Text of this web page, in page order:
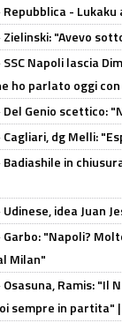
Repubblica -
Zielinski: "Avevo
SSC Napoli lascia
ho parlato oggi con
Del Genio scettico:
Cagliari, dg Melli:
Badiashile in
Udinese, idea Juan
Garbo: "Napoli?
Milan"
Osasuna, Ramis: "Il
sempre in partita" |